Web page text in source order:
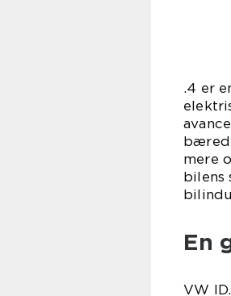
.4 er
mere
bilens
En
VW